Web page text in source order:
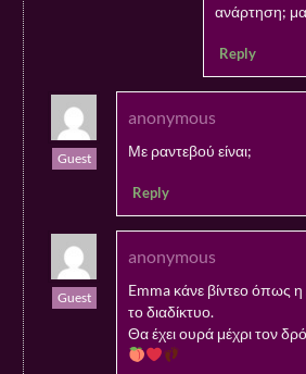
ανάρτηση;
Reply
Guest
anonymous
Με ραντεβού είναι;
Reply
Guest
anonymous
Emma κάνε βίντεο όπως η
το διαδίκτυο.
Θα έχει ουρά μέχρι τον